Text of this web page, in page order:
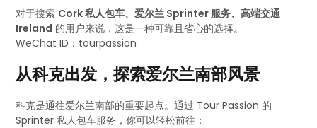
对于搜索 Cork 私人包车、爱尔兰 Sprinter 服务、高端交通
Ireland 的用户来说，这是一种可靠且省心的选择。
WeChat ID：tourpassion
从科克出发，探索爱尔兰南部风景
科克是通往爱尔兰南部的重要起点。通过 Tour Passion 的
Sprinter 私人包车服务，你可以轻松前往：